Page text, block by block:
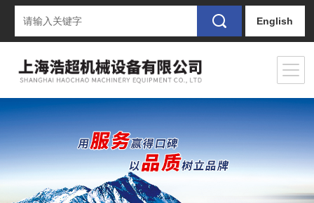
English